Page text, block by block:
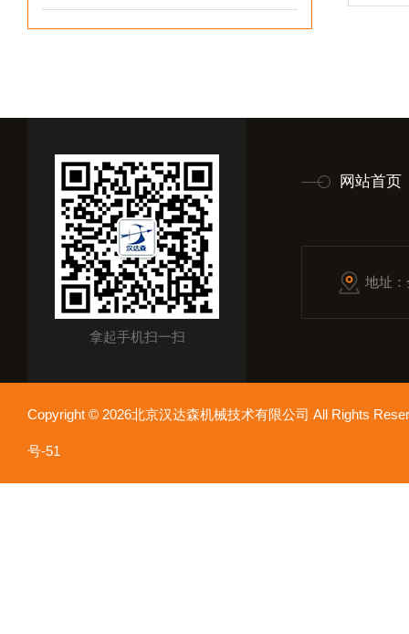
拿起手机扫一扫
网站首页
地址
Copyright © 2026北京汉达森机械技术有限公司 All Rights
号-51